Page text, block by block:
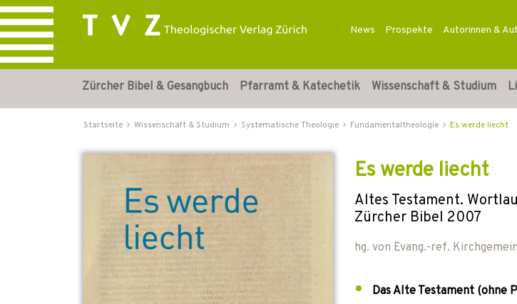
News Prospekte Autorinnen &
Zürcher Bibel & Gesangbuch Pfarramt & Katechetik Wissenschaft & Studium
Startseite Wissenschaft & Studium Systematische Theologie Fundamentaltheologie Es werde liecht
Es werde liecht
Altes Testament.
Zürcher Bibel 2007
hg. von Evang.-ref.
Das Alte Testament (ohne